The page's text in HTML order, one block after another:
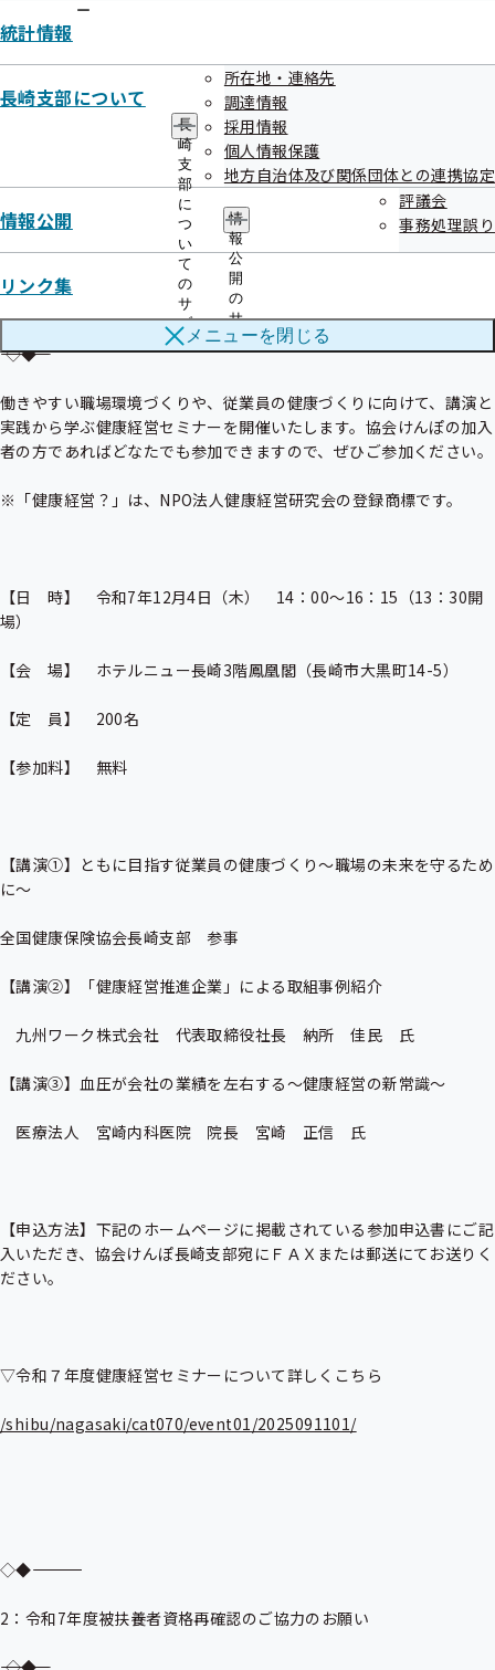
ー
統計情報
長崎支部について
長
崎
支
部
に
つ
い
て
の
サ
ブ
メ
ー
所在地・連絡先
調達情報
採用情報
個人情報保護
地方自治体及び関係団体との連携協定
情報公開
情
報
公
開
の
サ
ブ
メ
ュ
ー
評議会
事務処理誤り
リンク集
メニューを閉じる
２．令和7年度被扶養者資格再確認のご協力のお願い
３．はり・きゅう、あんま・マッサージのかかり方
◇◆――――――――――――――――――――――――――――――――――――
1：12月4日（木）に毎年好評の健康経営セミナーを開催いたしま
――――――――――――――――――――――――――――――――――――◇◆
働きやすい職場環境づくりや、従業員の健康づくりに向けて、講演と
実践から学ぶ健康経営セミナーを開催いたします。協会けんぽの加入
者の方であればどなたでも参加できますので、ぜひご参加ください。
※「健康経営？」は、NPO法人健康経営研究会の登録商標です。
【日　時】　令和7年12月4日（木）　14：00～16：15（13：30開
場）
【会　場】　ホテルニュー長崎3階鳳凰閣（長崎市大黒町14-5）
【定　員】　200名
【参加料】　無料
【講演①】ともに目指す従業員の健康づくり～職場の未来を守るため
に～
全国健康保険協会長崎支部　参事
【講演②】「健康経営推進企業」による取組事例紹介
九州ワーク株式会社　代表取締役社長　納所　佳民　氏
【講演③】血圧が会社の業績を左右する～健康経営の新常識～
医療法人　宮崎内科医院　院長　宮崎　正信　氏
【申込方法】下記のホームページに掲載されている参加申込書にご記
入いただき、協会けんぽ長崎支部宛にＦＡＸまたは郵送にてお送りく
ださい。
▽令和７年度健康経営セミナーについて詳しくこちら
/shibu/nagasaki/cat070/event01/2025091101/
◇◆――――――――――――――――――――――――――――――――――――
2：令和7年度被扶養者資格再確認のご協力のお願い